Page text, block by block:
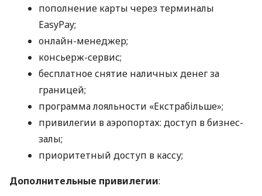
пополнение карты через терминалы
EasyPay;
онлайн-менеджер;
консьерж-сервис;
бесплатное снятие наличных денег за
границей;
программа лояльности «Екстрабільше»;
привилегии в аэропортах: доступ в бизнес-
залы;
приоритетный доступ в кассу;
Дополнительные привилегии: